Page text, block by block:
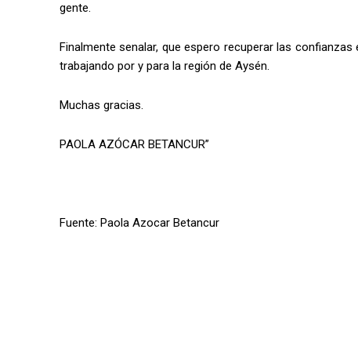
gente.
Finalmente senalar, que espero recuperar las
trabajando por y para la región de Aysén.
Muchas gracias.
PAOLA AZÓCAR BETANCUR”
Fuente: Paola Azocar Betancur